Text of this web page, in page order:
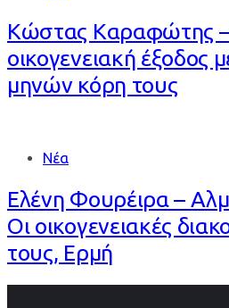
Κώστας Καραφώτης
οικογενειακή έξοδος
μηνών κόρη τους
Νέα
Ελένη Φουρέιρα –
Οι οικογενειακές
τους, Ερμή